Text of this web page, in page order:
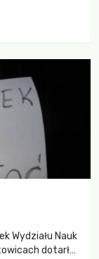
Wydziału Nauk
dotarła